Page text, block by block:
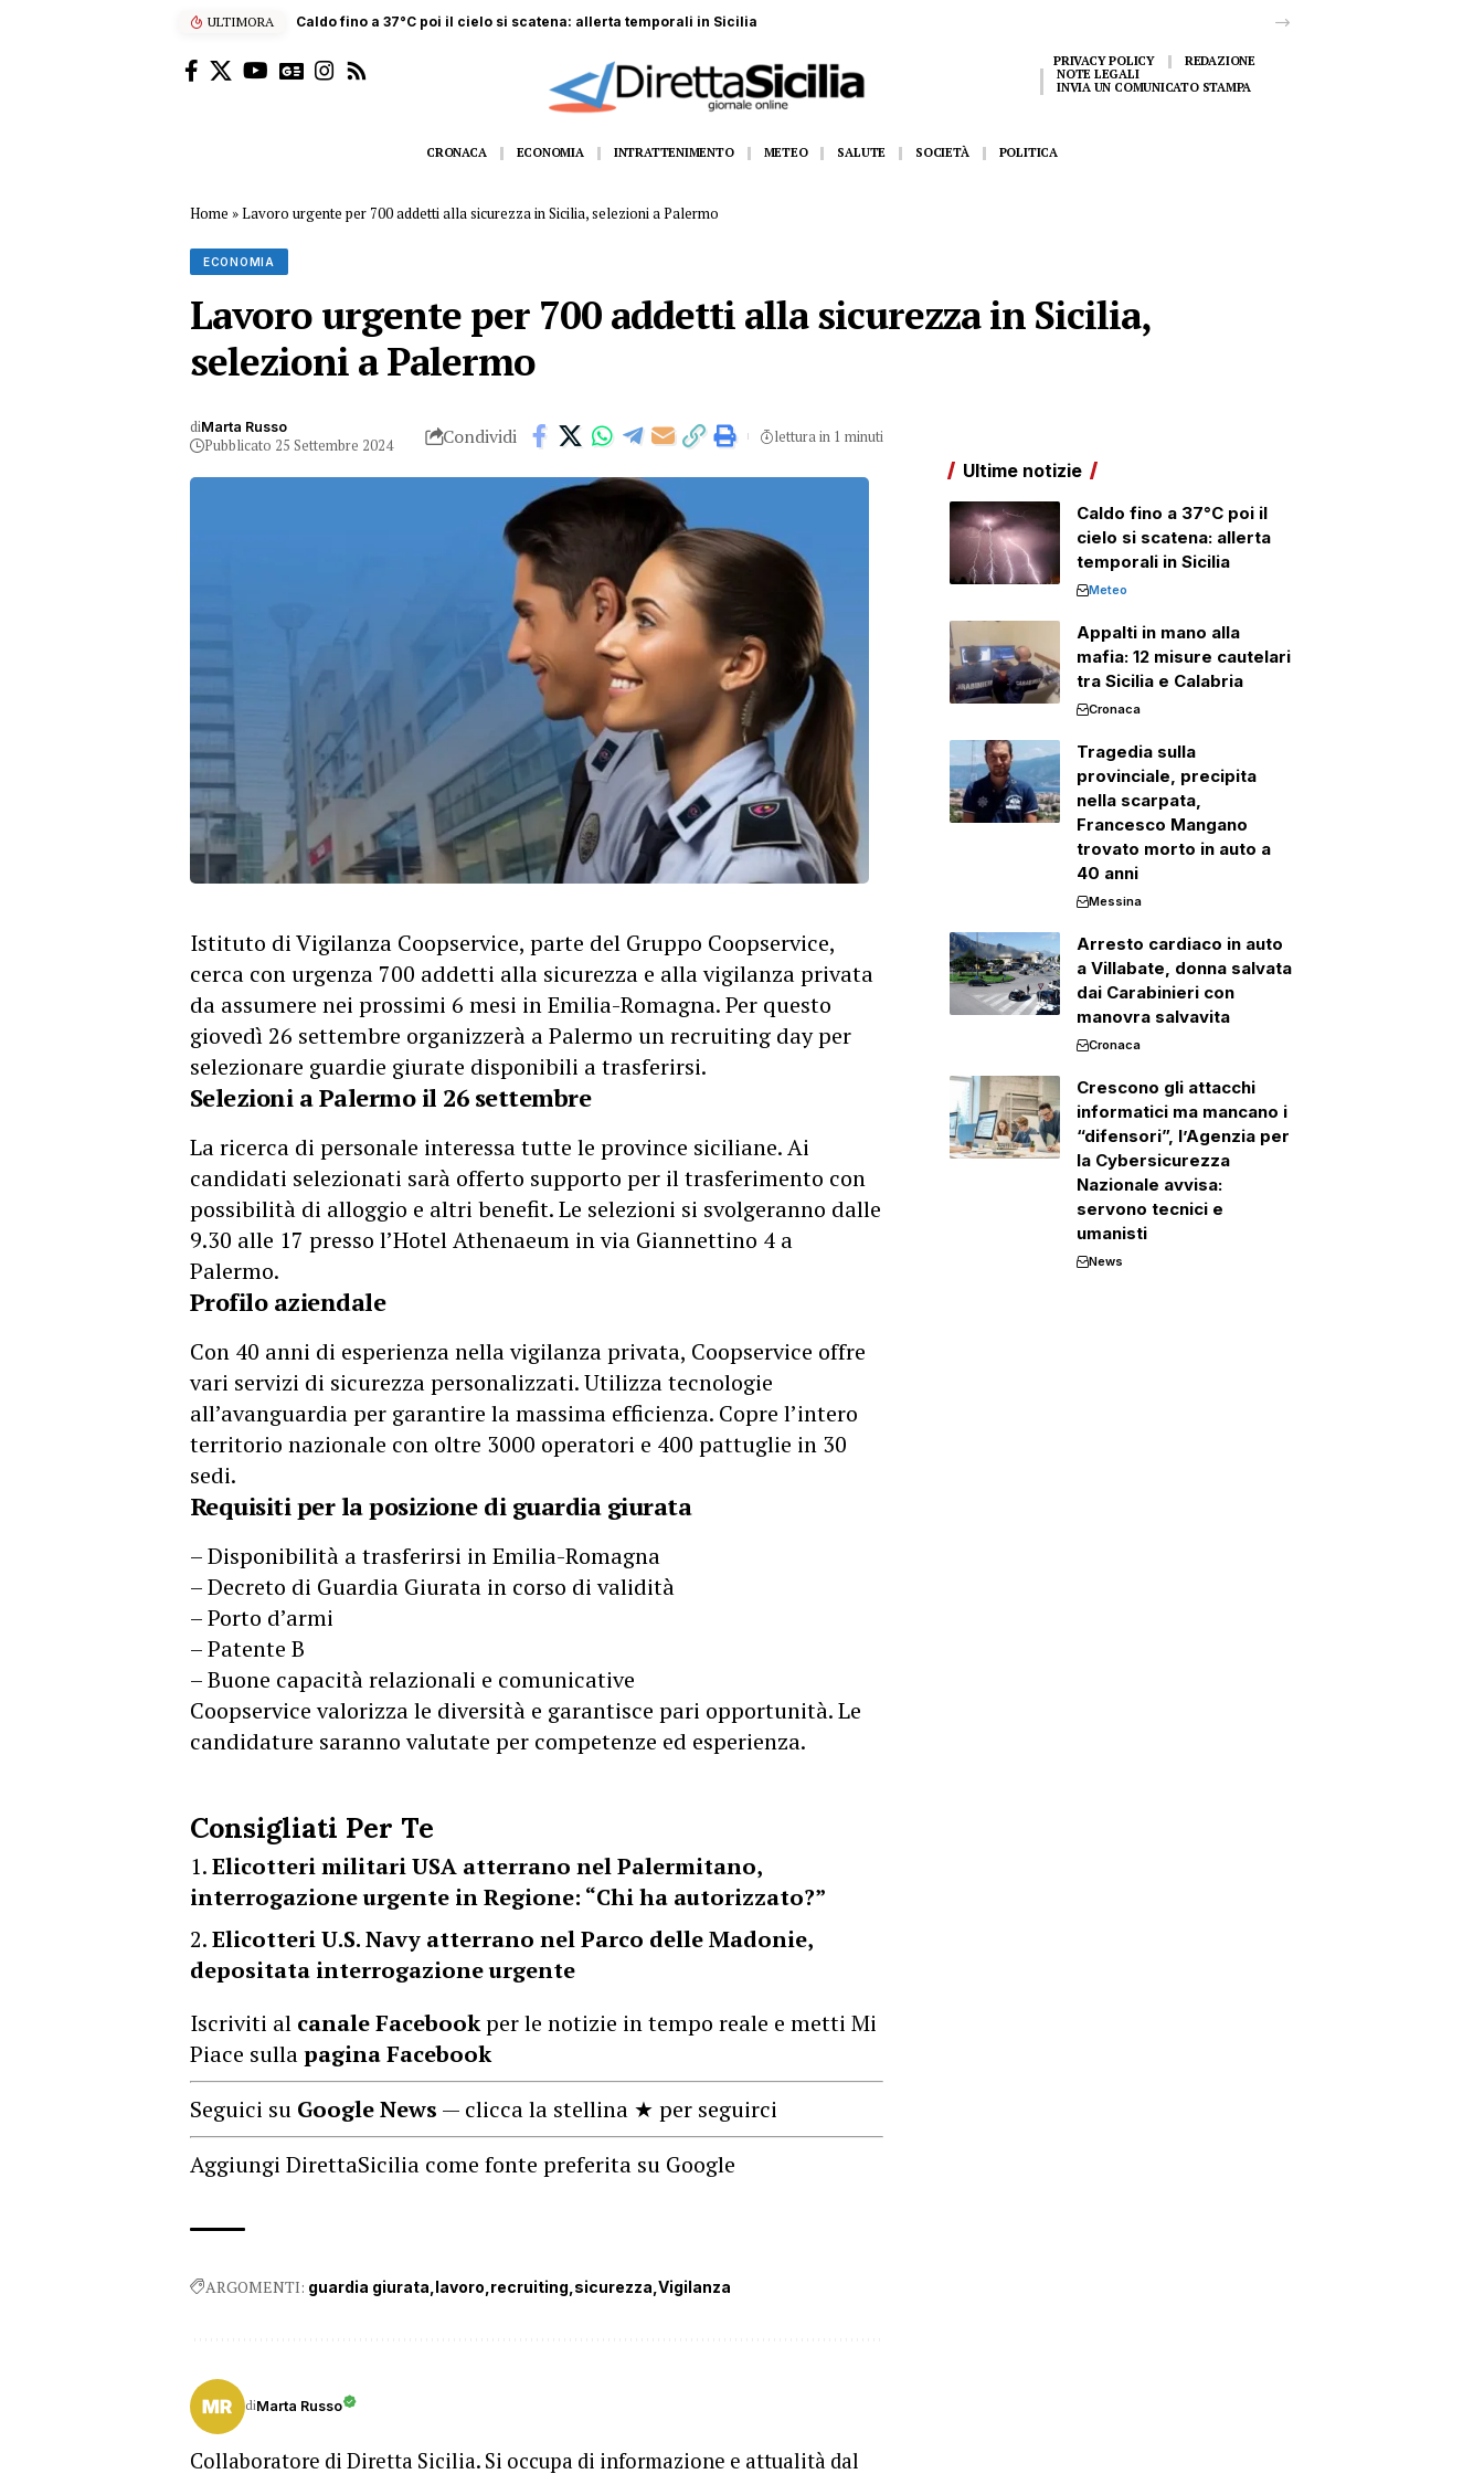
ULTIMORA Appalti in mano alla mafia: 12 misure cautelari tra Sicilia e Calabria
PRIVACY POLICY
REDAZIONE
NOTE LEGALI
INVIA UN COMUNICATO STAMPA
CRONACA ECONOMIA INTRATTENIMENTO METEO SALUTE SOCIETÀ POLITICA
Home »Lavoro urgente per 700 addetti alla sicurezza in Sicilia, selezioni a Palermo
ECONOMIA
Lavoro urgente per 700 addetti alla sicurezza in Sicilia,
selezioni a Palermo
diMarta Russo
Pubblicato 25 Settembre 2024 Condividi lettura in 1 minuti
Istituto di Vigilanza Coopservice, parte del Gruppo Coopservice,
cerca con urgenza 700 addetti alla sicurezza e alla vigilanza privata
da assumere nei prossimi 6 mesi in Emilia-Romagna. Per questo
giovedì 26 settembre organizzerà a Palermo un recruiting day per
selezionare guardie giurate disponibili a trasferirsi.
Selezioni a Palermo il 26 settembre
La ricerca di personale interessa tutte le province siciliane. Ai
candidati selezionati sarà offerto supporto per il trasferimento con
possibilità di alloggio e altri benefit. Le selezioni si svolgeranno dalle
9.30 alle 17 presso l’Hotel Athenaeum in via Giannettino 4 a
Palermo.
Profilo aziendale
Con 40 anni di esperienza nella vigilanza privata, Coopservice offre
vari servizi di sicurezza personalizzati. Utilizza tecnologie
all’avanguardia per garantire la massima efficienza. Copre l’intero
territorio nazionale con oltre 3000 operatori e 400 pattuglie in 30
sedi.
Requisiti per la posizione di guardia giurata
– Disponibilità a trasferirsi in Emilia-Romagna
– Decreto di Guardia Giurata in corso di validità
– Porto d’armi
– Patente B
– Buone capacità relazionali e comunicative
Coopservice valorizza le diversità e garantisce pari opportunità. Le
candidature saranno valutate per competenze ed esperienza.
Consigliati Per Te
Elicotteri militari USA atterrano nel Palermitano,
interrogazione urgente in Regione: “Chi ha autorizzato?”
Elicotteri U.S. Navy atterrano nel Parco delle Madonie,
depositata interrogazione urgente
Iscriviti al canale Facebookper le notizie in tempo reale e metti Mi
Piace sullapagina Facebook
Seguici su Google News — clicca la stellina ★ per seguirci
Aggiungi DirettaSicilia come fonte preferita su Google
ARGOMENTI: guardia giurata lavoro recruiting sicurezza Vigilanza
diMarta Russo
Collaboratore di Diretta Sicilia. Si occupa di informazione e attualità dal
Ultime notizie
Caldo fino a 37°C poi il
cielo si scatena: allerta
temporali in Sicilia
Meteo
Appalti in mano alla
mafia: 12 misure cautelari
tra Sicilia e Calabria
Cronaca
Tragedia sulla
provinciale, precipita
nella scarpata,
Francesco Mangano
trovato morto in auto a
40 anni
Messina
Arresto cardiaco in auto
a Villabate, donna salvata
dai Carabinieri con
manovra salvavita
Cronaca
Crescono gli attacchi
informatici ma mancano i
“difensori”, l’Agenzia per
la Cybersicurezza
Nazionale avvisa:
servono tecnici e
umanisti
News